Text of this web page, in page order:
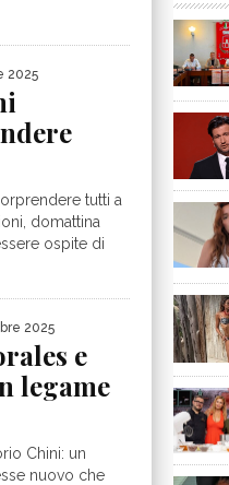
2025
tutti a
domattina
ospite di
2025
e
legame
Chini: un
nuovo che